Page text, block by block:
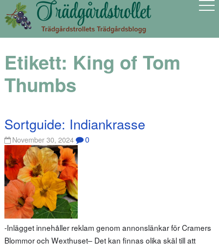
Etikett: King of Tom
Thumbs
Sortguide: Indiankrasse
November 30, 2024 0
-Inlägget innehåller reklam genom annonslänkar för Cramers
Blommor och Wexthuset– Det kan finnas olika skäl till att